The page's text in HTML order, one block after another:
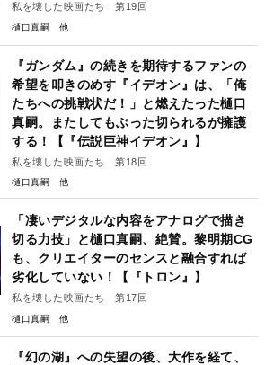
私を壊した映画たち 第19回
樋口真嗣
『ガンダム』の続きを期待するファンの
希望を叩きのめす『イデオン』は、「俺
たちへの挑戦状だ！」と燃えたった樋口
真嗣。またしてもぶった切られるが擁護
する！【『伝説巨神イデオン』】
私を壊した映画たち 第18回
樋口真嗣
「凄いデジタルな内容をアナログで描き
切る力技」と樋口真嗣、絶賛。黎明期CG
も、クリエイターのセンスと融合すれば
劣化していない！【『トロン』】
私を壊した映画たち 第17回
樋口真嗣
『幻の湖』への失望の後、大作を経て、